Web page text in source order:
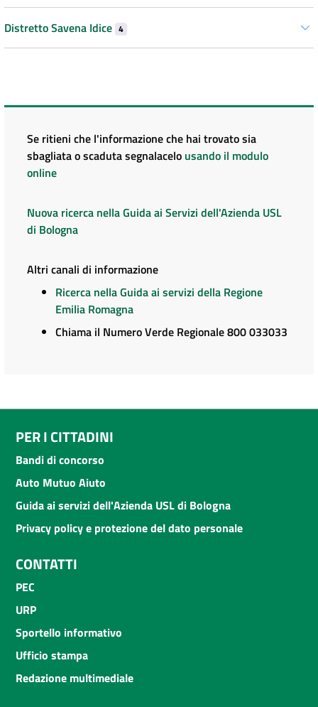
Distretto Savena Idice 4
Se ritieni che l'informazione che hai trovato sia
sbagliata o scaduta segnalacelo usando il modulo
online
Nuova ricerca nella Guida ai Servizi dell'Azienda USL
di Bologna
Altri canali di informazione
Ricerca nella Guida ai servizi della Regione
Emilia Romagna
Chiama il Numero Verde Regionale 800 033033
PER I CITTADINI
Bandi di concorso
Auto Mutuo Aiuto
Guida ai servizi dell'Azienda USL di Bologna
Privacy policy e protezione del dato personale
CONTATTI
PEC
URP
Sportello informativo
Ufficio stampa
Redazione multimediale